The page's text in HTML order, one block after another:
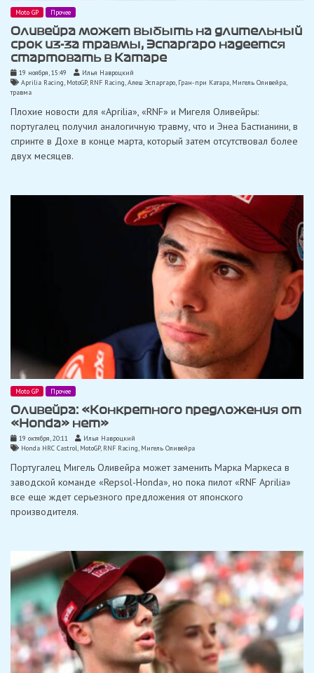
Moto GP Прочее
Оливейра может выбыть на длительный
срок из-за травмы, Эспаргаро надеется
стартовать в Катаре
19 ноября, 15:49
Илья Навроцкий
Aprilia Racing, MotoGP, RNF Racing,Алеш Эспаргаро, Гран-при Катара, Мигель Оливейра
травма
Плохие новости для «Aprilia», «RNF» и Мигеля Оливейры:
португалец получил аналогичную травму, что и Энеа Бастианини, в
спринте в Дохе в конце марта, который затем отсутствовал более
двух месяцев.
Moto GP Прочее
Оливейра: «Конкретного предложения от
«Honda» нет»
19 октября, 20:11
Илья Навроцкий
Honda HRC Castrol, MotoGP, RNF Racing, Мигель Оливейра
Португалец Мигель Оливейра может заменить Марка Маркеса в
заводской команде «Repsol-Honda», но пока пилот «RNF Aprilia»
все еще ждет серьезного предложения от японского
производителя.